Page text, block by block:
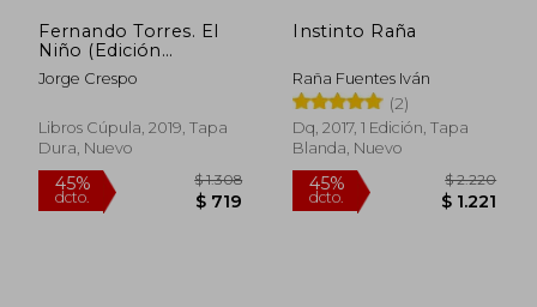
Fernando Torres. El
Niño (Edición
Actualizada): Mis
Mejores Momentos
(Hobbies)
Jorge Crespo
Libros Cúpula, 2019, Tapa
Dura, Nuevo
Instinto Raña
Raña Fuentes Iván
(2)
Dq, 2017, 1 Edición, Tapa
Blanda, Nuevo